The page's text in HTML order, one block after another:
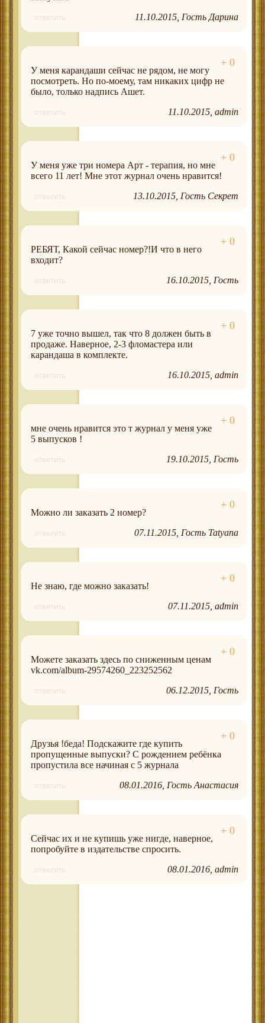
ответить 11.10.2015 Гость Дарина
У меня карандаши сейчас не рядом, не могу
посмотреть. Но по-моему, там никаких цифр не
было, только надпись Ашет.
ответить 11.10.2015 admin
У меня уже три номера Арт - терапия, но мне
всего 11 лет! Мне этот журнал очень нравится!
ответить 13.10.2015 Гость Секрет
РЕБЯТ, Какой сейчас номер?!И что в него
входит?
ответить 16.10.2015 Гость
7 уже точно вышел, так что 8 должен быть в
продаже. Наверное, 2-3 фломастера или
карандаша в комплекте.
ответить 16.10.2015 admin
мне очень нравится это т журнал у меня уже
5 выпусков !
ответить 19.10.2015 Гость
Можно ли заказать 2 номер?
ответить 07.11.2015 Гость Tatyana
Не знаю, где можно заказать!
ответить 07.11.2015 admin
Можете заказать здесь по сниженным ценам
vk.com/album-29574260_223252562
ответить 06.12.2015 Гость
Друзья !беда! Подскажите где купить
пропущенные выпуски? С рождением ребёнка
пропустила все начиная с 5 журнала
ответить 08.01.2016 Гость Анастасия
Сейчас их и не купишь уже нигде, наверное,
попробуйте в издательстве спросить.
ответить 08.01.2016 admin